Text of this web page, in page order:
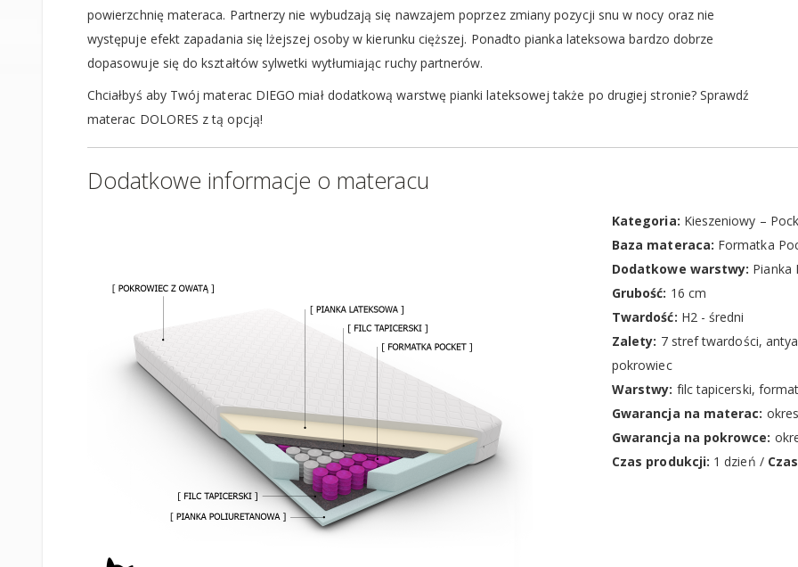
powierzchnię materaca. Partnerzy nie wybudzają się nawzajem poprzez zmiany pozycji snu w nocy oraz nie
występuje efekt zapadania się lżejszej osoby w kierunku cięższej. Ponadto pianka lateksowa bardzo dobrze
dopasowuje się do kształtów sylwetki wytłumiając ruchy partnerów.
Chciałbyś aby Twój materac DIEGO miał dodatkową warstwę pianki lateksowej także po drugiej stronie? Sprawdź
materac DOLORES z tą opcją!
Dodatkowe informacje o materacu
Kategoria: Kieszeniowy –
Baza materaca: Formatka
Dodatkowe warstwy: Pianka
Grubość: 16 cm
Twardość: H2 - średni
Zalety: 7 stref twardości,
pokrowiec
Warstwy: filc tapicerski,
Gwarancja na materac:
Gwarancja na pokrowce:
Czas produkcji: 1 dzień /